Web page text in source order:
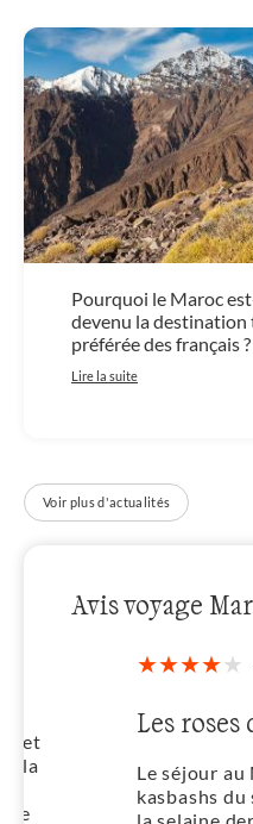
Pourquoi le Maroc
devenu la destination
préférée des français ?
Lire la suite
Voir plus d'actualités
Avis voyage
Les roses de
Le séjour au Maroc
kasbashs du sud" " s